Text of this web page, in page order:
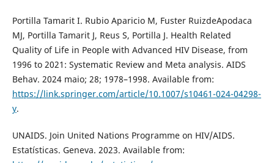
Portilla Tamarit I. Rubio Aparicio M, Fuster RuizdeApodaca
MJ, Portilla Tamarit J, Reus S, Portilla J. Health Related
Quality of Life in People with Advanced HIV Disease, from
1996 to 2021: Systematic Review and Meta analysis. AIDS
Behav. 2024 maio; 28; 1978–1998. Available from:
https://link.springer.com/article/10.1007/s10461-024-04298-
y.
UNAIDS. Join United Nations Programme on HIV/AIDS.
Estatísticas. Geneva. 2023. Available from: